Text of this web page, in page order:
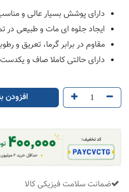
دارای پوشش بسیار عالی و
ایجاد جلوه ای مات و طبیعی در
مقاوم در برابر گرما، تعریق و
دارای حالتی کاملا صاف و
افزودن
ضمانت سلامت فیزیکی کالا